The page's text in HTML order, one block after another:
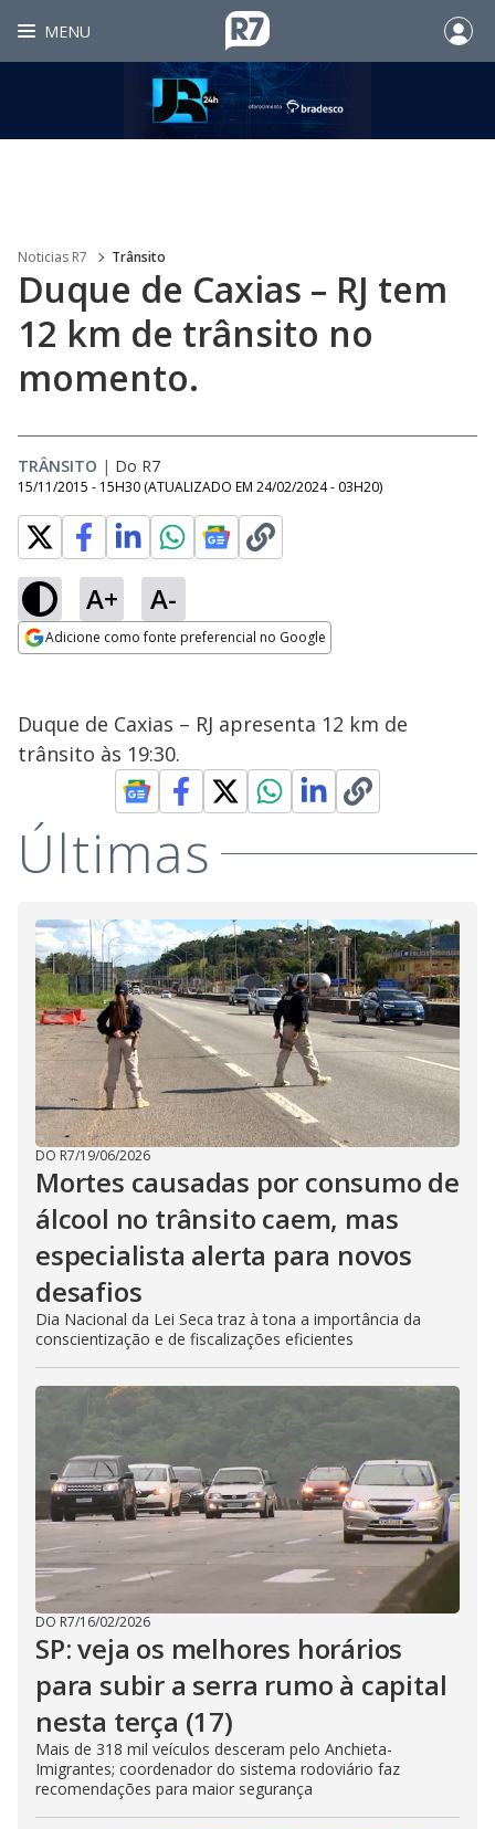
MENU
Noticias R7 Trânsito
Duque de Caxias – RJ tem
12 km de trânsito no
momento.
TRÂNSITO | Do R7
15/11/2015 - 15H30 (ATUALIZADO EM 24/02/2024 - 03H20)
A+ A-
Adicione como fonte preferencial no Google
Duque de Caxias – RJ apresenta 12 km de
trânsito às 19:30.
Últimas
DO R7/19/06/2026
Mortes causadas por consumo de
álcool no trânsito caem, mas
especialista alerta para novos
desafios
Dia Nacional da Lei Seca traz à tona a importância da
conscientização e de fiscalizações eficientes
DO R7/16/02/2026
SP: veja os melhores horários
para subir a serra rumo à capital
nesta terça (17)
Mais de 318 mil veículos desceram pelo Anchieta-
Imigrantes; coordenador do sistema rodoviário faz
recomendações para maior segurança